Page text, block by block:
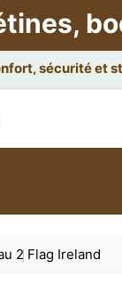
2 Flag Ireland